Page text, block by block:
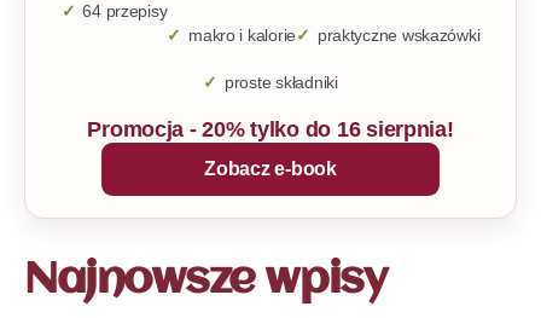
64 przepisy
makro i kalorie
praktyczne wskazówki
proste składniki
Promocja - 20% tylko do 16 sierpnia!
Zobacz e-book
Najnowsze wpisy